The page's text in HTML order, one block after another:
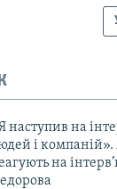
наступив на
і компаній».
на